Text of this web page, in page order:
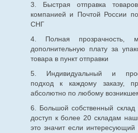
3. Быстрая отправка
компанией и Почтой России
СНГ
4. Полная
дополнительную плату за
товара в пункт отправки
5. Индивидуальный и
подход к каждому заказу,
абсолютно по любому
6. Большой собственный склад
доступ к более 20 складам
это значит если интересующий